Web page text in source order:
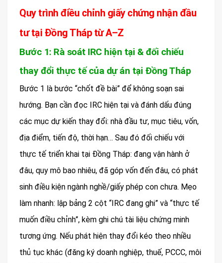
Quy trình điều chỉnh giấy chứng nhận đầu
tư tại Đồng Tháp từ A–Z
Bước 1: Rà soát IRC hiện tại & đối chiếu
thay đổi thực tế của dự án tại Đồng Tháp
Bước 1 là bước “chốt đề bài” để không soạn sai
hướng. Bạn cần đọc IRC hiện tại và đánh dấu đúng
các mục dự kiến thay đổi: nhà đầu tư, mục tiêu, vốn,
địa điểm, tiến độ, thời hạn… Sau đó đối chiếu với
thực tế triển khai tại Đồng Tháp: đang vận hành ở
đâu, quy mô bao nhiêu, đã góp vốn đến đâu, có phát
sinh điều kiện ngành nghề/giấy phép con chưa. Mẹo
làm nhanh: lập bảng 2 cột “IRC đang ghi” và “thực tế
muốn điều chỉnh”, kèm ghi chú tài liệu chứng minh
tương ứng. Nếu phát hiện thay đổi kéo theo nhiều
thủ tục khác (đăng ký doanh nghiệp, thuế, PCCC, môi